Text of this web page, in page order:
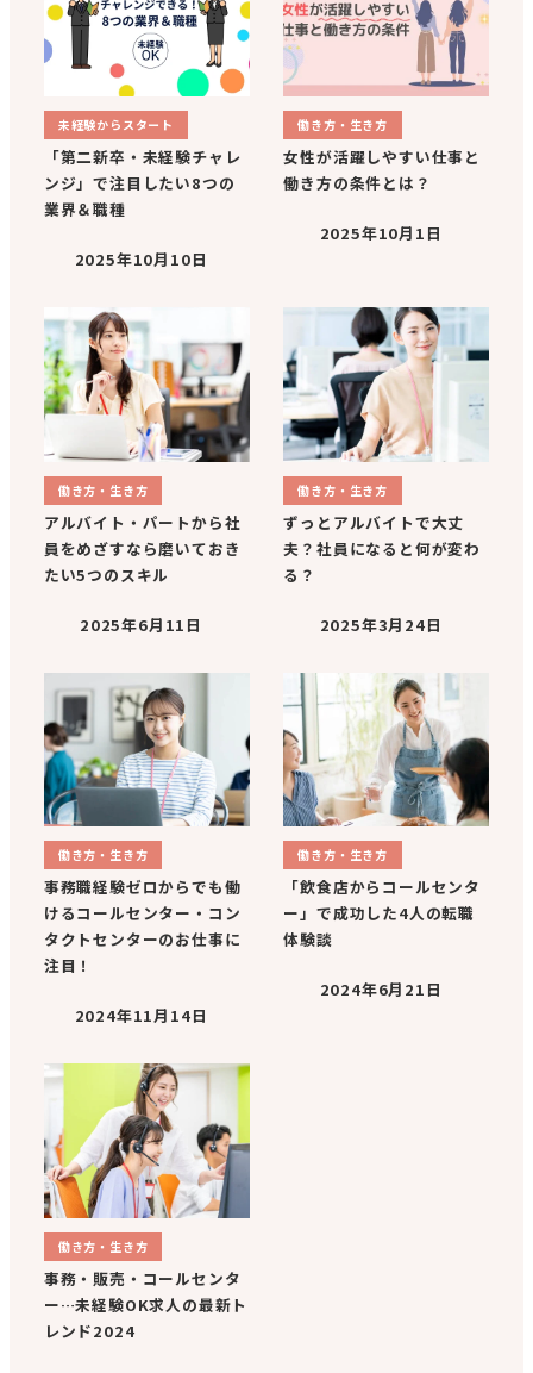
未経験からスタート
「第二新卒・未経験チャレ
ンジ」で注目したい8つの
業界＆職種
2025年10月10日
働き方・生き方
女性が活躍しやすい仕事と
働き方の条件とは？
2025年10月1日
働き方・生き方
アルバイト・パートから社
員をめざすなら磨いておき
たい5つのスキル
2025年6月11日
働き方・生き方
ずっとアルバイトで大丈
夫？社員になると何が変わ
る？
2025年3月24日
働き方・生き方
事務職経験ゼロからでも働
けるコールセンター・コン
タクトセンターのお仕事に
注目！
2024年11月14日
働き方・生き方
「飲食店からコールセンタ
ー」で成功した4人の転職
体験談
2024年6月21日
働き方・生き方
事務・販売・コールセンタ
ー…未経験OK求人の最新ト
レンド2024